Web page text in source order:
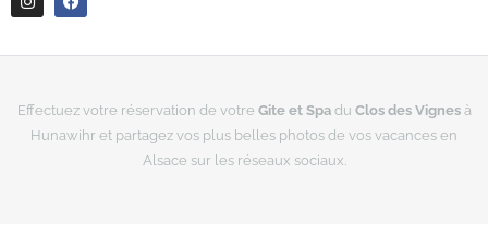
I
t
r
a
m
F
e
o
Effectuez votre réservation de votre Gite et Spadu Clos des Vignesà
Hunawihr et partagez vos plus belles photos de vos vacances en
Alsace sur les réseaux sociaux.